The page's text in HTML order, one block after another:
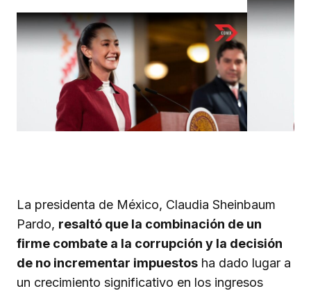
La presidenta de México, Claudia Sheinbaum
Pardo, resaltó que la combinación de un
firme combate a la corrupción y la decisión
de no incrementar impuestos ha dado lugar a
un crecimiento significativo en los ingresos